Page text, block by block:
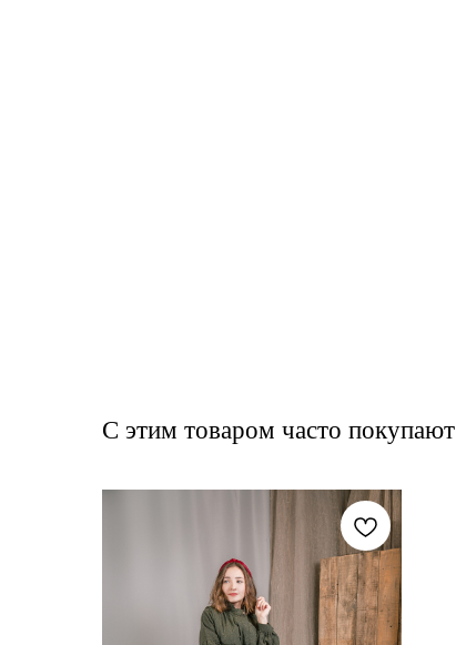
С этим товаром часто покупают